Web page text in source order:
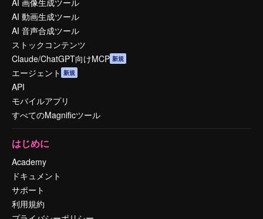
AI 画像生成ツール
AI 動画生成ツール
AI 音声合成ツール
ストックコンテンツ
Claude/ChatGPT向けMCP 新規
エージェント 新規
API
モバイルアプリ
すべてのMagnificツール
はじめに
Academy
ドキュメント
サポート
利用規約